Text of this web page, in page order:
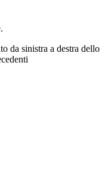
da sinistra a destra dello